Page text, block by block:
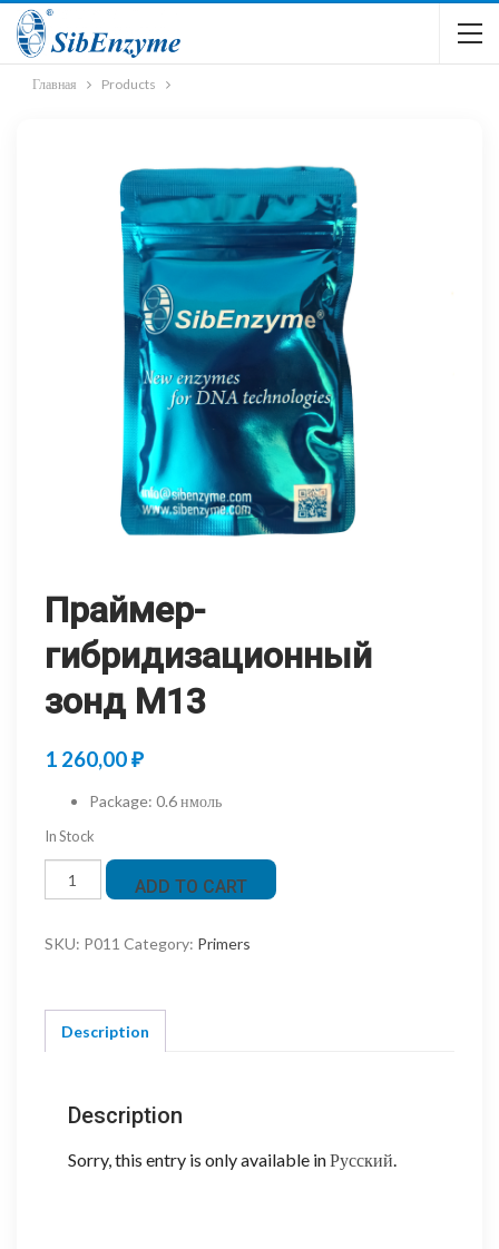
Главная Products
Праймер-
гибридизационный
зонд M13
1 260,00₽
Package: 0.6 нмоль
In Stock
Праймер-
гибридизационный
M13
ADD TO CART
SKU: P011 Category: Primers
Description
Description
Sorry, this entry is only available inРусский